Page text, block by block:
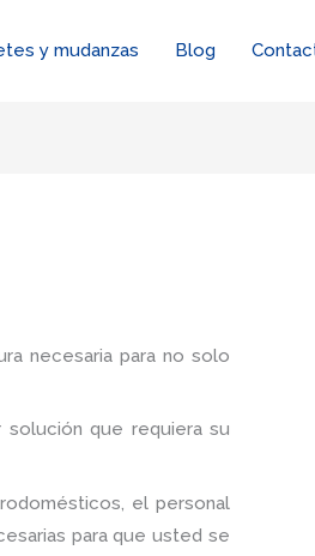
y mudanzas Blog
necesaria para no solo
que requiera su
el personal
para que usted se